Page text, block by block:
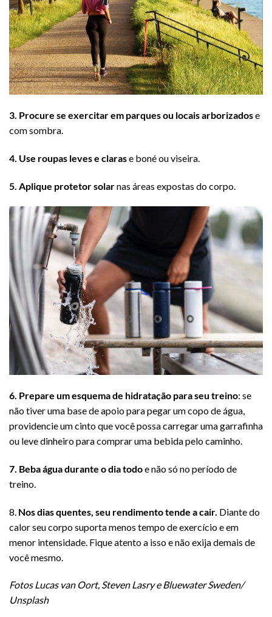
3. Procure se exercitar em parques ou locais arborizadose
com sombra.
4. Use roupas leves e clarase boné ou viseira.
5. Aplique protetor solarnas áreas expostas do corpo.
6. Prepare um esquema de hidratação para seu treino: se
não tiver uma base de apoio para pegar um copo de água,
providencie um cinto que você possa carregar uma garrafinha
ou leve dinheiro para comprar uma bebida pelo caminho.
7. Beba água durante o dia todoe não só no período de
treino.
8. Nos dias quentes, seu rendimento tende a cair. Diante do
calor seu corpo suporta menos tempo de exercício e em
menor intensidade. Fique atento a isso e não exija demais de
você mesmo.
Fotos Lucas van Oort, Steven Lasrye Bluewater Sweden/
Unsplash